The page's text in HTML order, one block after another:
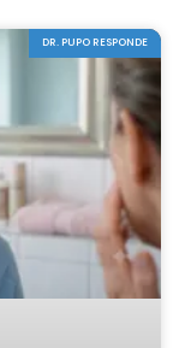
DR. PUPO RESPONDE